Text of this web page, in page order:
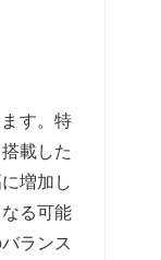
す。特
載した
増加し
る可能
ランス